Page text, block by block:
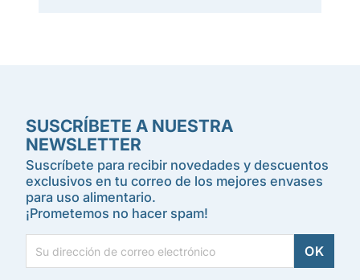
SUSCRÍBETE A NUESTRA
NEWSLETTER
Suscríbete para recibir novedades y descuentos
exclusivos en tu correo de los mejores envases
para uso alimentario.
¡Prometemos no hacer spam!